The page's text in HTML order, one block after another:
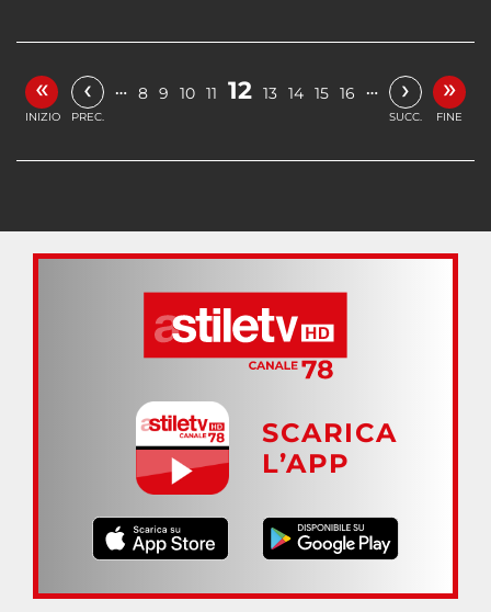
«
INIZIO
‹
PREC.
… 8 9 10 11 12 13 14 15 16 … ›
SUCC.
»
FINE
SCARICA
L’APP